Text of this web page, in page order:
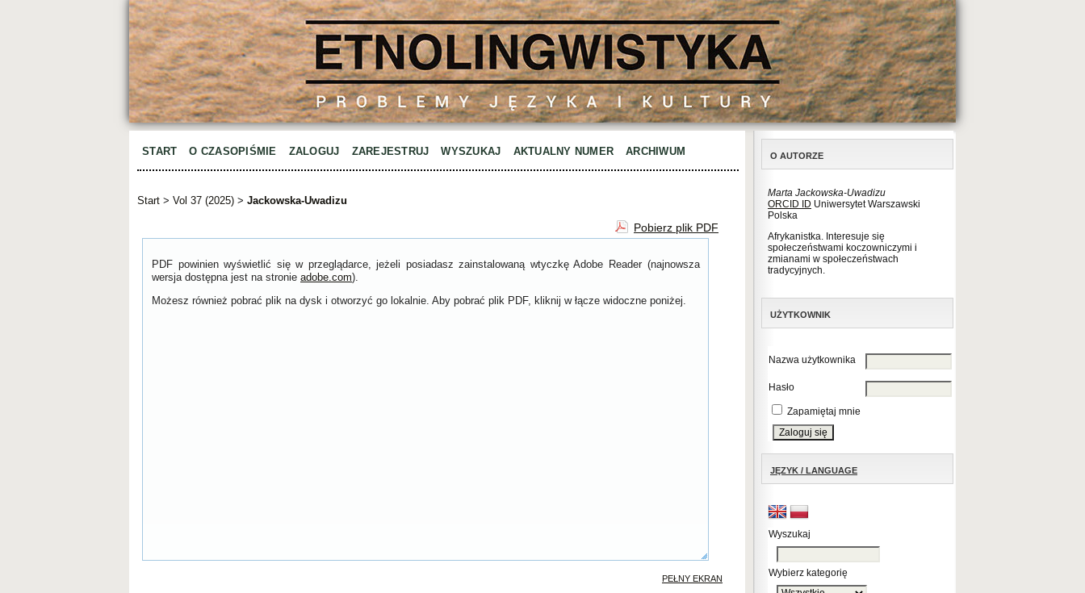
O AUTORZE
Marta Jackowska-Uwadizu
ORCID ID Uniwersytet Warszawski
Polska
Afrykanistka. Interesuje się
społeczeństwami koczowniczymi i
zmianami w społeczeństwach
tradycyjnych.
UŻYTKOWNIK
Nazwa użytkownika
Hasło
Zapamiętaj mnie
JĘZYK / LANGUAGE
Wyszukaj
Wybierz kategorię
START O CZASOPIŚMIE ZALOGUJ ZAREJESTRUJ WYSZUKAJ AKTUALNY NUMER ARCHIWUM
Start > Vol 37 (2025) > Jackowska-Uwadizu
Pobierz plik PDF
PDF powinien wyświetlić się w przeglądarce, jeżeli posiadasz zainstalowaną wtyczkę Adobe Reader (najnowsza
wersja dostępna jest na stronie adobe.com).
Możesz również pobrać plik na dysk i otworzyć go lokalnie. Aby pobrać plik PDF, kliknij w łącze widoczne poniżej.
PEŁNY EKRAN